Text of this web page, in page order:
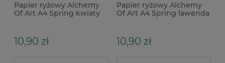
Papier ryżowy Alchemy
Of Art A4 Spring kwiaty
10,90 zł
Papier ryżowy Alchemy
Of Art A4 Spring lawenda
10,90 zł